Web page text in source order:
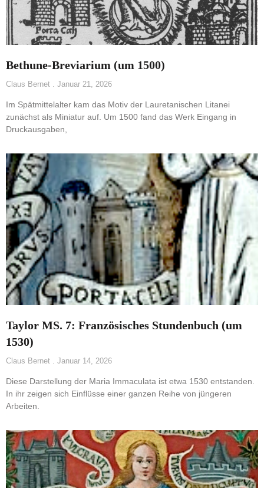
Bethune-Breviarium (um 1500)
Claus Bernet Januar 21, 2026
Im Spätmittelalter kam das Motiv der Lauretanischen Litanei
zunächst als Miniatur auf. Um 1500 fand das Werk Eingang in
Druckausgaben,
Taylor MS. 7: Französisches Stundenbuch (um
1530)
Claus Bernet Januar 14, 2026
Diese Darstellung der Maria Immaculata ist etwa 1530 entstanden.
In ihr zeigen sich Einflüsse einer ganzen Reihe von jüngeren
Arbeiten.